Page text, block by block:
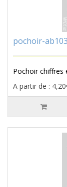
pochoir-ab103
Pochoir chiffres
A partir de :